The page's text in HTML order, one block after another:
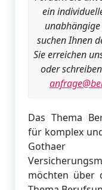
ein
suchen Ihnen
Sie erreichen
oder
Das Thema
für komplex
Gothaer
möchten über